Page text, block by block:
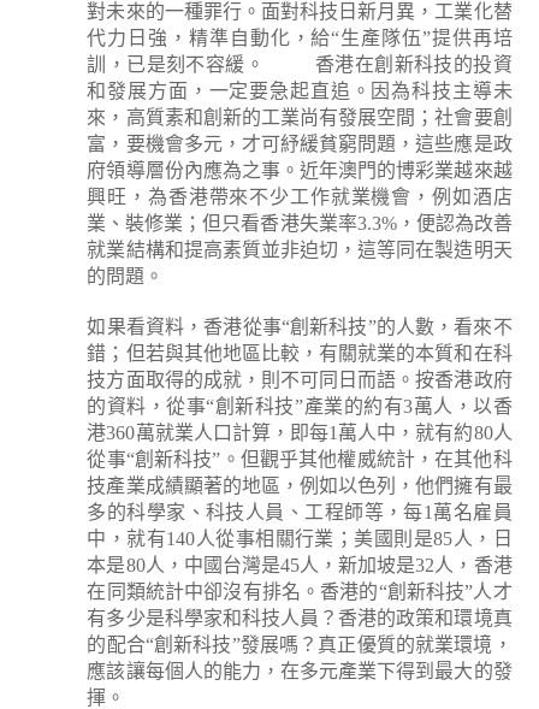
對未來的一種罪行。面對科技日新月異，工業化替
代力日強，精準自動化，給“生產隊伍”提供再培
訓，已是刻不容緩。
香港在創新科技的投資
和發展方面，一定要急起直追。因為科技主導未
來，高質素和創新的工業尚有發展空間；社會要創
富，要機會多元，才可紓緩貧窮問題，這些應是政
府領導層份內應為之事。近年澳門的博彩業越來越
興旺，為香港帶來不少工作就業機會，例如酒店
業、裝修業；但只看香港失業率3.3%，便認為改善
就業結構和提高素質並非迫切，這等同在製造明天
的問題。
如果看資料，香港從事“創新科技”的人數，看來不
錯；但若與其他地區比較，有關就業的本質和在科
技方面取得的成就，則不可同日而語。按香港政府
的資料，從事“創新科技”產業的約有3萬人，以香
港360萬就業人口計算，即每1萬人中，就有約80人
從事“創新科技”。但觀乎其他權威統計，在其他科
技產業成績顯著的地區，例如以色列，他們擁有最
多的科學家、科技人員、工程師等，每1萬名雇員
中，就有140人從事相關行業；美國則是85人，日
本是80人，中國台灣是45人，新加坡是32人，香港
在同類統計中卻沒有排名。香港的“創新科技”人才
有多少是科學家和科技人員？香港的政策和環境真
的配合“創新科技”發展嗎？真正優質的就業環境，
應該讓每個人的能力，在多元產業下得到最大的發
揮。